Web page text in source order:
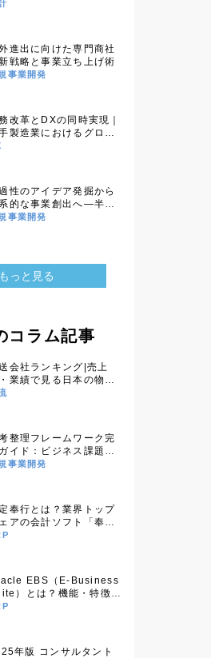
ト管理事例
進出に向けた専門商社
戦略と事業立ち上げ術
事業開発
改革とDXの同時実現｜
製造業におけるグロー
ERP構想策定事例
性のアイデア発掘から
的な事業創出へ―半導
社の組織改革事例
事業開発
もっと見る
コラム記事
会社ランキング|売上
業績で見る日本の物流
大手企業完全ガイド
整理フレームワーク完
イド：ビジネス課題を
的に解決する45の実践
事業開発
奉行とは？業界トップ
アの会計ソフト「奉行
ーズ」の機能と導入メ
EBS（E-Business
）とは？機能・特徴か
入メリットまで詳しく
年版 コンサルタント